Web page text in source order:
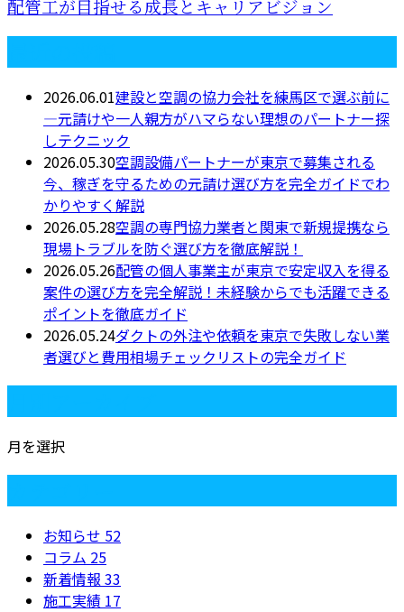
配管工が目指せる成長とキャリアビジョン
2026.06.01建設と空調の協力会社を練馬区で選ぶ前に
―元請けや一人親方がハマらない理想のパートナー探
しテクニック
2026.05.30空調設備パートナーが東京で募集される
今、稼ぎを守るための元請け選び方を完全ガイドでわ
かりやすく解説
2026.05.28空調の専門協力業者と関東で新規提携なら
現場トラブルを防ぐ選び方を徹底解説！
2026.05.26配管の個人事業主が東京で安定収入を得る
案件の選び方を完全解説！未経験からでも活躍できる
ポイントを徹底ガイド
2026.05.24ダクトの外注や依頼を東京で失敗しない業
者選びと費用相場チェックリストの完全ガイド
月を選択
お知らせ 52
コラム 25
新着情報 33
施工実績 17